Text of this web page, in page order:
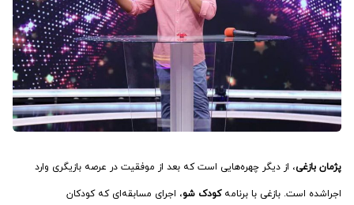
پژمان بازغی، از دیگر چهره‌هایی است که بعد از موفقیت در عرصه بازیگری وارد
اجراشده است. بازغی با برنامهکودک شو، اجرای مسابقه‌ای که کودکان